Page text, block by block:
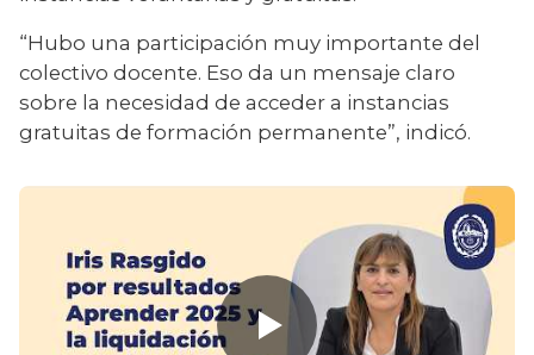
“Hubo una participación muy importante del
colectivo docente. Eso da un mensaje claro
sobre la necesidad de acceder a instancias
gratuitas de formación permanente”, indicó.